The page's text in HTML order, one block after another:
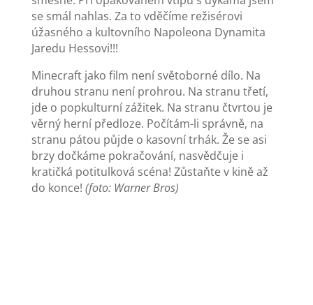
se smál nahlas. Za to vděčíme režisérovi
úžasného a kultovního Napoleona Dynamita
Jaredu Hessovi!!!
Minecraft jako film není světoborné dílo. Na
druhou stranu není prohrou. Na stranu třetí,
jde o popkulturní zážitek. Na stranu čtvrtou je
věrný herní předloze. Počítám-li správně, na
stranu pátou půjde o kasovní trhák. Že se asi
brzy dočkáme pokračování, nasvědčuje i
kratičká potitulková scéna! Zůstaňte v kině až
do konce! (foto: Warner Bros)